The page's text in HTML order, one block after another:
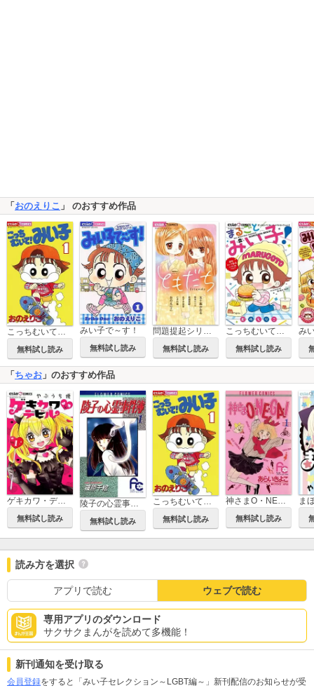
「おのえりこ 」 のおすすめ作品
こっちむいて！みい子
無料試し読み
みい子で～す！
無料試し読み
問題提起シリーズ ともだち
無料試し読み
こっちむいて！みい子 ベストセレクション まるごとみい子！
無料試し読み
「 ちゃお 」のおすすめ作品
ゲキカワ・デビル
無料試し読み 無料試し読み
こっちむいて！みい子
無料試し読み
神さまO・NE・GA・I
無料試し読み
ま
読み方を選択
アプリで読む ウェブで読む
専用アプリのダウンロード
サクサクまんがを読めて多機能！
新刊通知を受け取る
会員登録をすると「みい子セレクション～LGBT編～」新刊配信のお知らせが受